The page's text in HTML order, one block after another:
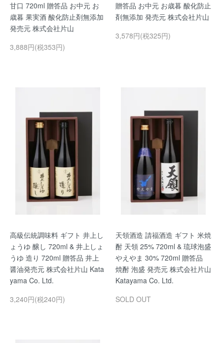
甘口 720ml 贈答品 お中元 お
歳暮 果実酒 酸化防止剤無添加
発売元 株式会社片山
3,888円(税353円)
贈答品 お中元 お歳暮 酸化防止
剤無添加 発売元 株式会社片山
3,578円(税325円)
高級伝統調味料 ギフト 井上し
ょうゆ 醸し 720ml & 井上しょ
うゆ 造り 720ml 贈答品 井上
醤油発売元 株式会社片山 Kata
yama Co. Ltd.
3,240円(税240円)
天領酒造 請福酒造 ギフト 米焼
酎 天領 25% 720ml & 琉球泡盛
やえやま 30% 720ml 贈答品
焼酎 泡盛 発売元 株式会社片山
Katayama Co. Ltd.
SOLD OUT